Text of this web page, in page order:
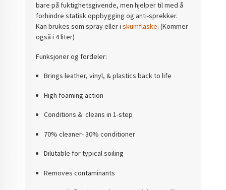
bare på fuktighetsgivende, men hjelper til med å
forhindre statisk oppbygging og anti-sprekker.
Kan brukes som spray eller iskumflaske. (Kommer
også i 4 liter)
Funksjoner og fordeler:
Brings leather, vinyl, & plastics back to life
High foaming action
Conditions & cleans in 1-step
70% cleaner- 30% conditioner
Dilutable for typical soiling
Removes contaminants